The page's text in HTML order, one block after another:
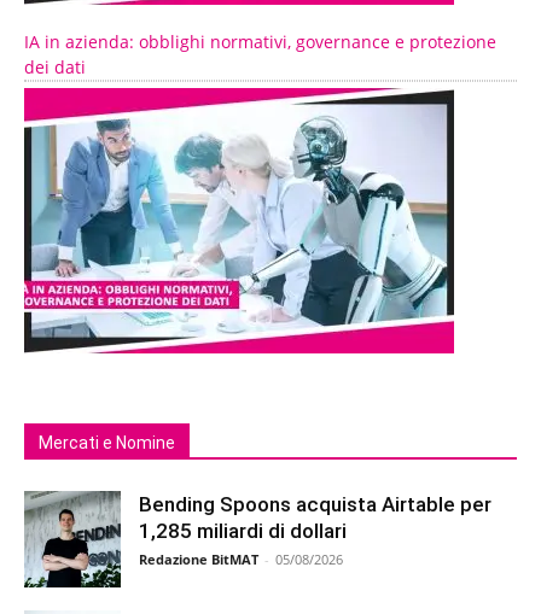
IA in azienda: obblighi normativi, governance e protezione
dei dati
Mercati e Nomine
Bending Spoons acquista Airtable per
1,285 miliardi di dollari
Redazione BitMAT - 05/08/2026